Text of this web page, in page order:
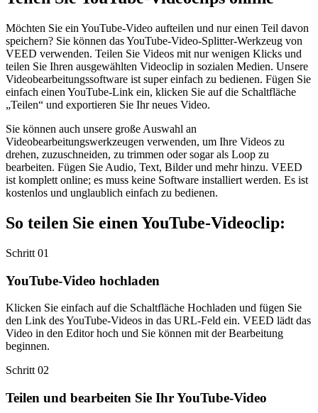
Möchten Sie ein YouTube-Video aufteilen und nur einen Teil davon
speichern? Sie können das YouTube-Video-Splitter-Werkzeug von
VEED verwenden. Teilen Sie Videos mit nur wenigen Klicks und
teilen Sie Ihren ausgewählten Videoclip in sozialen Medien. Unsere
Videobearbeitungssoftware ist super einfach zu bedienen. Fügen Sie
einfach einen YouTube-Link ein, klicken Sie auf die Schaltfläche
„Teilen“ und exportieren Sie Ihr neues Video.
Sie können auch unsere große Auswahl an
Videobearbeitungswerkzeugen verwenden, um Ihre Videos zu
drehen, zuzuschneiden, zu trimmen oder sogar als Loop zu
bearbeiten. Fügen Sie Audio, Text, Bilder und mehr hinzu. VEED
ist komplett online; es muss keine Software installiert werden. Es ist
kostenlos und unglaublich einfach zu bedienen.
So teilen Sie einen YouTube-Videoclip:
Schritt 01
YouTube-Video hochladen
Klicken Sie einfach auf die Schaltfläche Hochladen und fügen Sie
den Link des YouTube-Videos in das URL-Feld ein. VEED lädt das
Video in den Editor hoch und Sie können mit der Bearbeitung
beginnen.
Schritt 02
Teilen und bearbeiten Sie Ihr YouTube-Video